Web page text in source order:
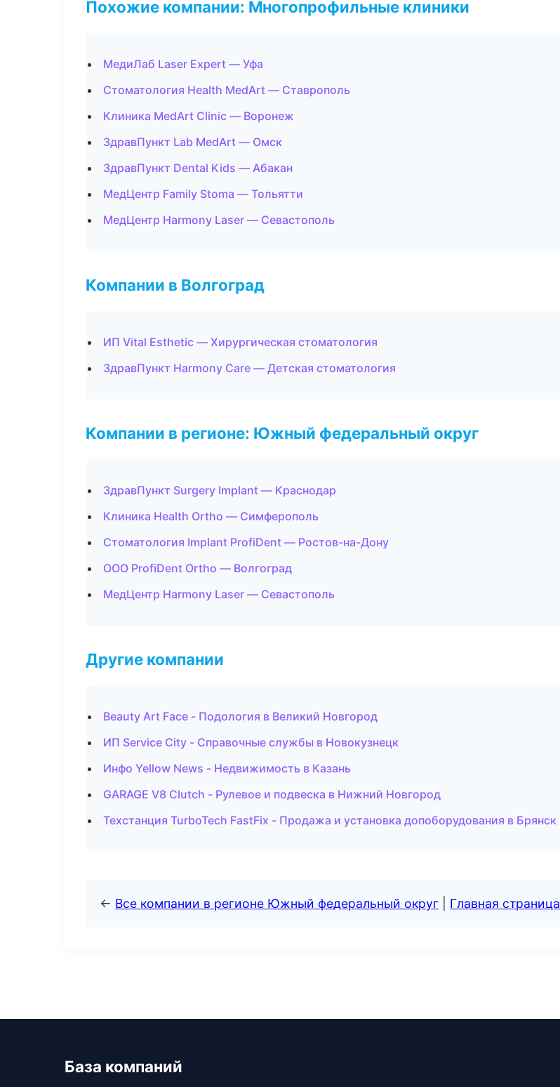
Похожие компании: Многопрофильные клиники
МедиЛаб Laser Expert — Уфа
Стоматология Health MedArt — Ставрополь
Клиника MedArt Clinic — Воронеж
ЗдравПункт Lab MedArt — Омск
ЗдравПункт Dental Kids — Абакан
МедЦентр Family Stoma — Тольятти
МедЦентр Harmony Laser — Севастополь
Компании в Волгоград
ИП Vital Esthetic — Хирургическая стоматология
ЗдравПункт Harmony Care — Детская стоматология
Компании в регионе: Южный федеральный округ
ЗдравПункт Surgery Implant — Краснодар
Клиника Health Ortho — Симферополь
Стоматология Implant ProfiDent — Ростов-на-Дону
ООО ProfiDent Ortho — Волгоград
МедЦентр Harmony Laser — Севастополь
Другие компании
Beauty Art Face - Подология в Великий Новгород
ИП Service City - Справочные службы в Новокузнецк
Инфо Yellow News - Недвижимость в Казань
GARAGE V8 Clutch - Рулевое и подвеска в Нижний Новгород
Техстанция TurboTech FastFix - Продажа и установка допоборудования в Брянск
← Все компании в регионе Южный федеральный округ Главная страница
База компаний